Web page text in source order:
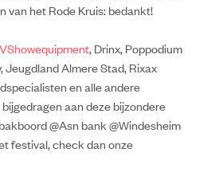
van het Rode Kruis: bedankt!
, Drinx, Poppodium
Jeugdland Almere Stad, Rixax
en alle andere
aan deze bijzondere
@Asn bank @Windesheim
festival, check dan onze